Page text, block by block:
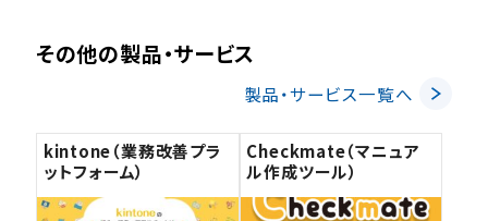
その他の製品・サービス
製品・サービス一覧へ
kintone（業務改善プラ
ットフォーム）
Checkmate（マニュア
ル作成ツール）